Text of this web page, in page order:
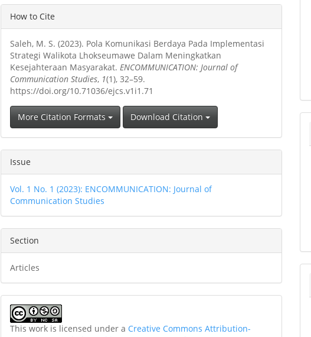
Article
Details
How to Cite
Saleh, M. S. (2023). Pola Komunikasi Berdaya Pada Implementasi
Strategi Walikota Lhokseumawe Dalam Meningkatkan
Kesejahteraan Masyarakat. ENCOMMUNICATION: Journal of
Communication Studies, 1(1), 32–59.
https://doi.org/10.71036/ejcs.v1i1.71
More Citation Formats Download Citation
Issue
Vol. 1 No. 1 (2023): ENCOMMUNICATION: Journal of
Communication Studies
Section
Articles
This work is licensed under a Creative Commons Attribution-